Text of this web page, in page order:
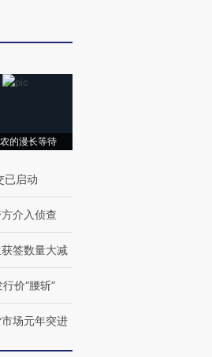
的漫长等待
已启动
介入侦查
签数量大减
价“腰斩”
市场元年突进